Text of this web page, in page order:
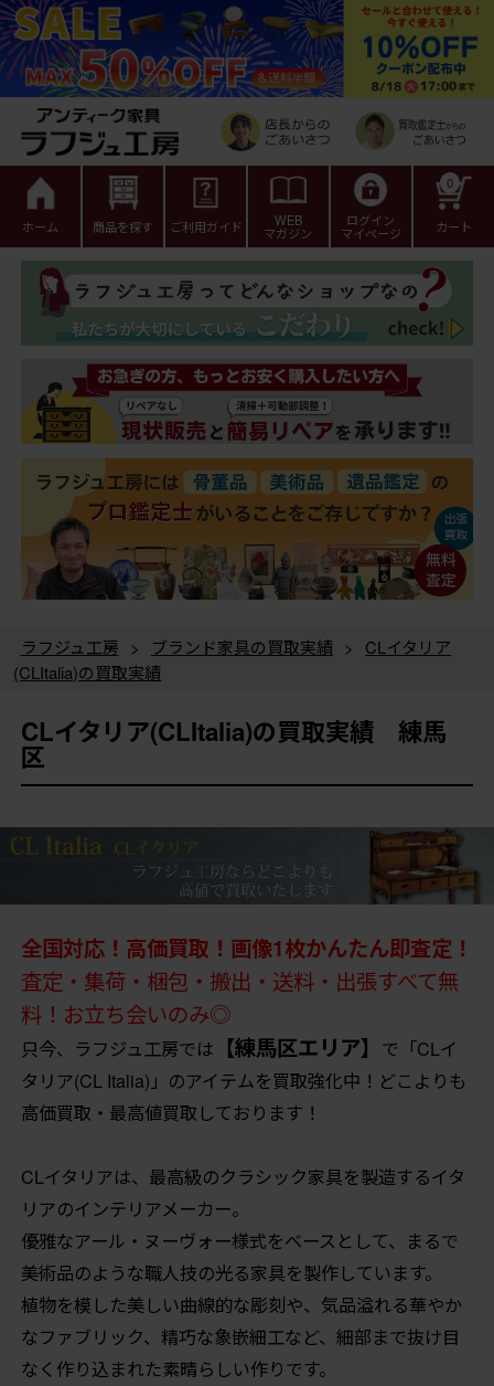
ホーム 商品を探す ご利用ガイド WEB
マガジン
ログイン
マイページ カート
0
ラフジュ工房 > ブランド家具の買取実績 >
CLイタリア
(CLItalia)の買取実績
CLイタリア(CLItalia)の買取実績 練馬
区
全国対応！高価買取！画像1枚かんたん即査定！
査定・集荷・梱包・搬出・送料・出張すべて無
料！お立ち会いのみ◎
只今、ラフジュ工房では 【練馬区エリア】 で「CLイ
タリア(CL Italia)」のアイテムを買取強化中！どこよりも
高価買取・最高値買取しております！
CLイタリアは、最高級のクラシック家具を製造するイタ
リアのインテリアメーカー。
優雅なアール・ヌーヴォー様式をベースとして、まるで
美術品のような職人技の光る家具を製作しています。
植物を模した美しい曲線的な彫刻や、気品溢れる華やか
なファブリック、精巧な象嵌細工など、細部まで抜け目
なく作り込まれた素晴らしい作りです。